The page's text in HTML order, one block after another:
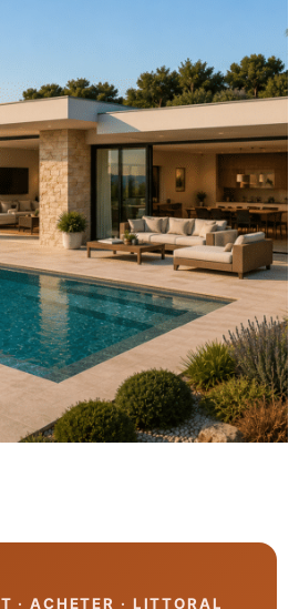
· ACHETER · LITTORAL